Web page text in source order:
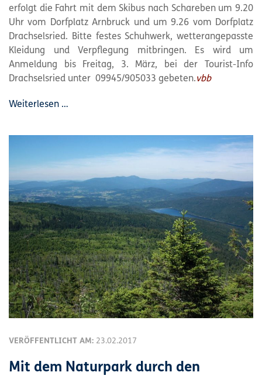
erfolgt die Fahrt mit dem Skibus nach Schareben um 9.20
Uhr vom Dorfplatz Arnbruck und um 9.26 vom Dorfplatz
Drachselsried. Bitte festes Schuhwerk, wetterangepasste
Kleidung und Verpflegung mitbringen. Es wird um
Anmeldung bis Freitag, 3. März, bei der Tourist-Info
Drachselsried unter 09945/905033 gebeten.vbb
Weiterlesen …
VERÖFFENTLICHT AM: 23.02.2017
Mit dem Naturpark durch den